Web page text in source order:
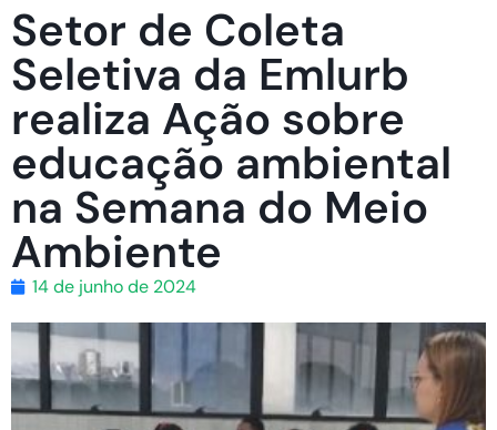
Setor de Coleta
Seletiva da Emlurb
realiza Ação sobre
educação ambiental
na Semana do Meio
Ambiente
14 de junho de 2024